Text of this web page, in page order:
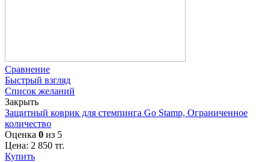
Сравнение
Быстрый взгляд
Список желаний
Закрыть
Защитный коврик для стемпинга Go Stamp, Ограниченное
количество
Оценка 0 из 5
Цена: 2 850 тг.
Купить